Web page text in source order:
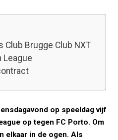
Club Brugge Club NXT
League
op speeldag vijf
op tegen FC Porto. Om
elkaar in de ogen. Als